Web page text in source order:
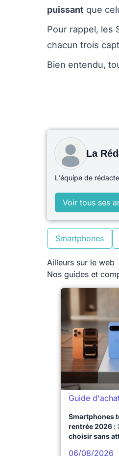
puissant que
Pour rappel, les
chacun trois
Bien entendu,
La
L'équipe de
Voir tous ses
Smartphones
Ailleurs sur le web
Nos guides et
Guide
Smartphones
rentrée 2026 :
choisir sans
06/08/2026